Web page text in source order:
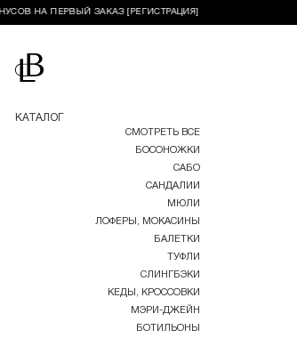
НА ПЕРВЫЙ ЗАКАЗ [РЕГИСТРАЦИЯ]
Перейти на главную
КАТАЛОГ
СМОТРЕТЬ ВСЕ
БОСОНОЖКИ
САБО
САНДАЛИИ
МЮЛИ
ЛОФЕРЫ, МОКАСИНЫ
БАЛЕТКИ
ТУФЛИ
СЛИНГБЭКИ
КЕДЫ, КРОССОВКИ
МЭРИ-ДЖЕЙН
БОТИЛЬОНЫ